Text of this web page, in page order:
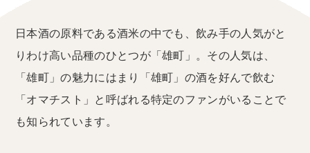
日本酒の原料である酒米の中でも、飲み手の人気がと
りわけ高い品種のひとつが「雄町」。その人気は、
「雄町」の魅力にはまり「雄町」の酒を好んで飲む
「オマチスト」と呼ばれる特定のファンがいることで
も知られています。